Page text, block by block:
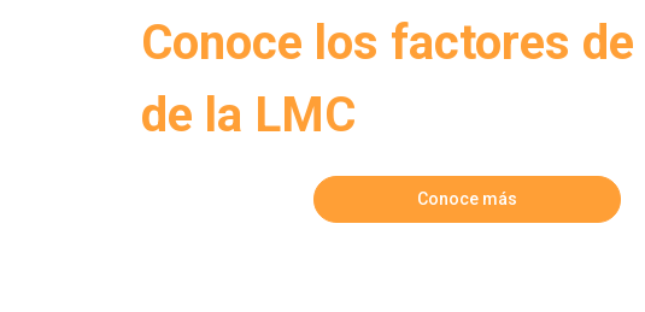
Conoce los factores
de la LMC
Conoce más